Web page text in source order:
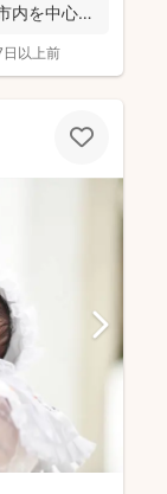
内を中心に
日以上前